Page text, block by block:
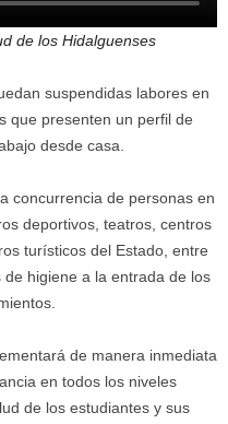
de los Hidalguenses
suspendidas labores en
que presenten un perfil de
desde casa.
concurrencia de personas en
deportivos, teatros, centros
turísticos del Estado, entre
higiene a la entrada de los
de manera inmediata
en todos los niveles
de los estudiantes y sus